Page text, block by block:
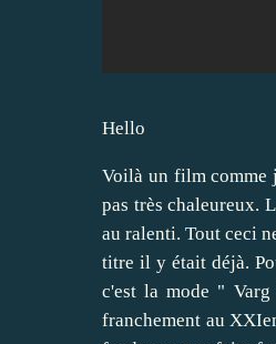
Hello
Voilà un film comme
pas très chaleureux.
au ralenti. Tout ceci
titre il y était déjà.
c'est la mode "
franchement au